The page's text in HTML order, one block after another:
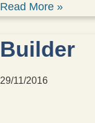
Read More »
Builder
29/11/2016